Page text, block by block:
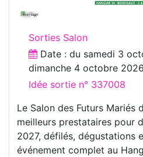
Sorties Salon
Date : du samedi 3
dimanche 4 octobre 2026
Idée sortie n° 337008
Le Salon des Futurs Mariés
meilleurs prestataires pour
2027, défilés, dégustations
événement complet au